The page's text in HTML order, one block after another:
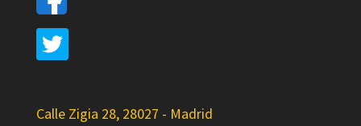
Calle Zigia 28, 28027 - Madrid